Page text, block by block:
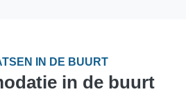
IN DE BUURT
in de buurt